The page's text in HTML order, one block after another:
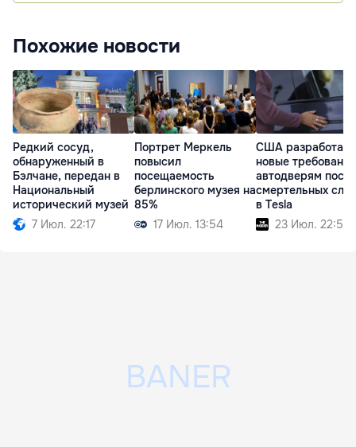
Похожие новости
Редкий сосуд,
обнаруженный в
Бэлчане, передан в
Национальный
исторический музей
7 Июл. 22:17
Портрет Меркель
повысил
посещаемость
берлинского музея на
85%
17 Июл. 13:54
США
новые
автодверям после
смертельных
в Tesla
23 Июл. 22:53